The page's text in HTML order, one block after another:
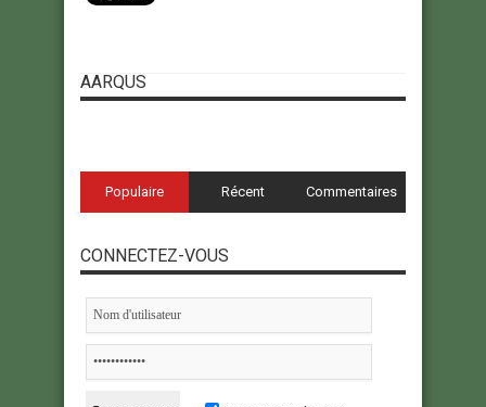
AARQUS
Populaire Récent Commentaires
CONNECTEZ-VOUS